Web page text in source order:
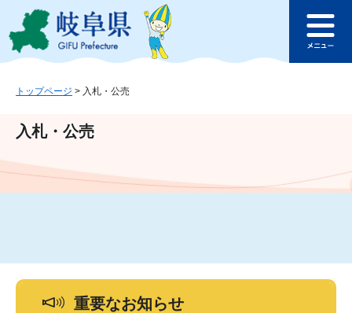
ジ
ュ
文
このページの本文へ
ュ
トップページ > 入札・公売
入札・公売
重要なお知らせ